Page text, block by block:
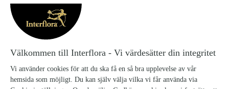
Interflora Sannegårdens Blomsterhall